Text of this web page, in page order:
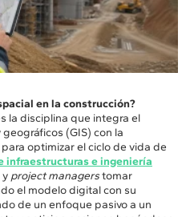
en la construcción?
la disciplina que integra el
(GIS) con la
optimizar el ciclo de vida de
infraestructuras e ingeniería
y project managerstomar
el modelo digital con su
de un enfoque pasivo a un